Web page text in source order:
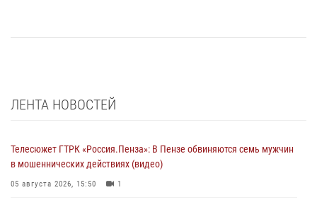
ЛЕНТА НОВОСТЕЙ
Телесюжет ГТРК «Россия.Пенза»: В Пензе обвиняются семь мужчин
в мошеннических действиях (видео)
05 августа 2026, 15:50 1